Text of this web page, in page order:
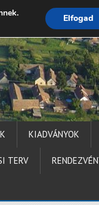
KIADVÁNYOK
TERV
Elfogad